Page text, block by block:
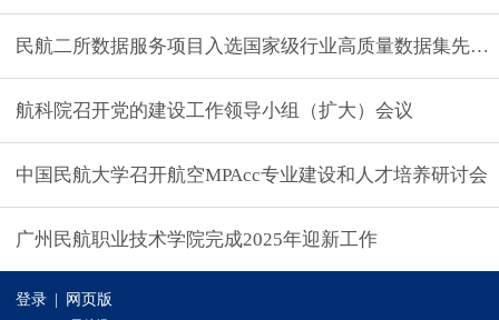
民航二所数据服务项目入选国家级行业高质量数据集先行
航科院召开党的建设工作领导小组（扩大）会议
中国民航大学召开航空MPAcc专业建设和人才培养研讨会
广州民航职业技术学院完成2025年迎新工作
登录 网页版